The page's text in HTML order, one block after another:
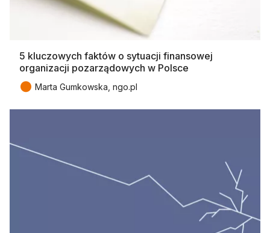
5 kluczowych faktów o sytuacji finansowej
organizacji pozarządowych w Polsce
● Marta Gumkowska, ngo.pl